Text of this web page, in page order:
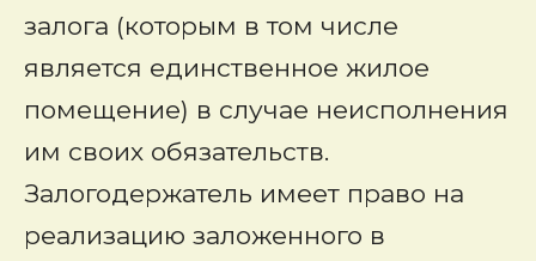
залога (которым в том числе
является единственное жилое
помещение) в случае неисполнения
им своих обязательств.
Залогодержатель имеет право на
реализацию заложенного в